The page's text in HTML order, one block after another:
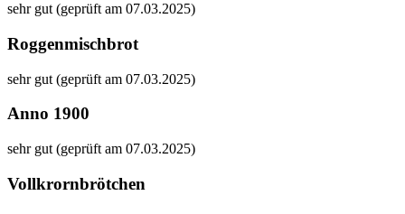
sehr gut (geprüft am 07.03.2025)
Roggenmischbrot
sehr gut (geprüft am 07.03.2025)
Anno 1900
sehr gut (geprüft am 07.03.2025)
Vollkrornbrötchen